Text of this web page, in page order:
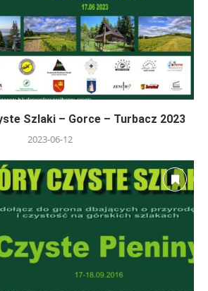
Szlaki – Gorce – Turbacz 2023
2023-06-12